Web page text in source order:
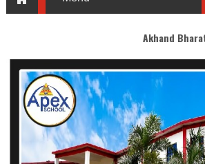
Akhand Bharat welcomes you